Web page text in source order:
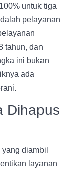
untuk tiga
pelayanan
tahun, dan
ini bukan
ada
Dihapus
diambil
layanan